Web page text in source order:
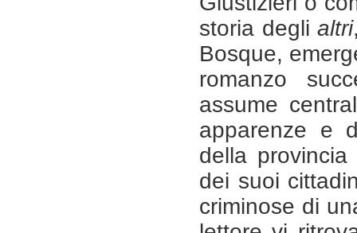
storia degli altri
Bosque,
romanzo
assume
apparenze e
della
dei suoi
criminose di